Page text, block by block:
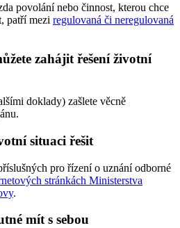
povolání nebo činnost, kterou chce
patří mezi regulovaná či neregulovaná
zahájit řešení životní
doklady) zašlete věcně
situaci řešit
pro řízení o uznání odborné
stránkách Ministerstva
.
mít s sebou